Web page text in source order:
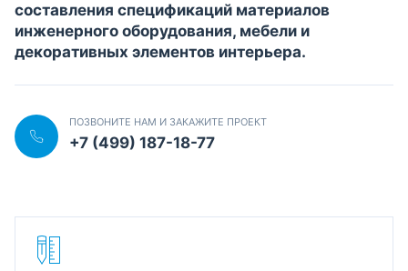
составления спецификаций материалов
инженерного оборудования, мебели и
декоративных элементов интерьера.
ПОЗВОНИТЕ НАМ И ЗАКАЖИТЕ ПРОЕКТ
+7 (499) 187-18-77